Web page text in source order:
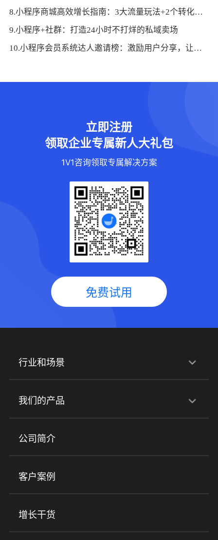
8.小程序商城高效增长指南：3大流量玩法+2个转化公式
9.小程序+社群：打造24小时不打烊的私域卖场
10.小程序会员系统达人邀请榜：激励用户分享，让每个会员都成为推广者
立即注册
领取企业专属新人大礼包
1V1咨询领取专属解决方案
免费试用
行业和场景
行业解决方案
培训机构 职业技能培训 兴趣培训
金融行业
心理机构
我们的产品
产品
小程序商城 ERP 企微SCRM
社群圈子
公司简介
客户案例
增长干货